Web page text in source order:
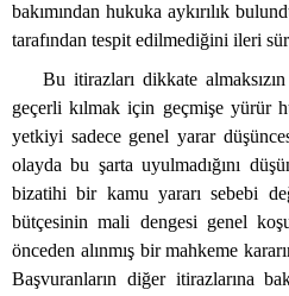
bakımından hukuka aykırılık
tarafından tespit edilmediğini ileri
Bu itirazları dikkate
geçerli kılmak için geçmişe yürür
yetkiyi sadece genel yarar
olayda bu şarta uyulmadığını
bizatihi bir kamu yararı sebebi
bütçesinin mali dengesi genel
önceden alınmış bir mahkeme
Başvuranların diğer itirazlarına